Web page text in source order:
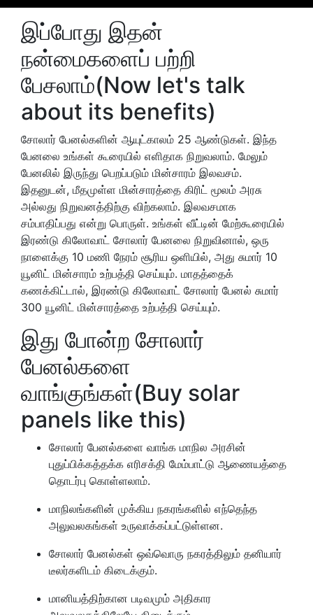
இப்போது இதன்
நன்மைகளைப் பற்றி
பேசலாம்(Now let's talk
about its benefits)
சோலார் பேனல்களின் ஆயுட்காலம் 25 ஆண்டுகள். இந்த
பேனலை உங்கள் கூரையில் எளிதாக நிறுவலாம். மேலும்
பேனலில் இருந்து பெறப்படும் மின்சாரம் இலவசம்.
இதனுடன், மீதமுள்ள மின்சாரத்தை கிரிட் மூலம் அரசு
அல்லது நிறுவனத்திற்கு விற்கலாம். இலவசமாக
சம்பாதிப்பது என்று பொருள். உங்கள் வீட்டின் மேற்கூரையில்
இரண்டு கிலோவாட் சோலார் பேனலை நிறுவினால், ஒரு
நாளைக்கு 10 மணி நேரம் சூரிய ஒளியில், அது சுமார் 10
யூனிட் மின்சாரம் உற்பத்தி செய்யும். மாதத்தைக்
கணக்கிட்டால், இரண்டு கிலோவாட் சோலார் பேனல் சுமார்
300 யூனிட் மின்சாரத்தை உற்பத்தி செய்யும்.
இது போன்ற சோலார்
பேனல்களை
வாங்குங்கள்(Buy solar
panels like this)
சோலார் பேனல்களை வாங்க மாநில அரசின்
புதுப்பிக்கத்தக்க எரிசக்தி மேம்பாட்டு ஆணையத்தை
தொடர்பு கொள்ளலாம்.
மாநிலங்களின் முக்கிய நகரங்களில் எந்தெந்த
அலுவலகங்கள் உருவாக்கப்பட்டுள்ளன.
சோலார் பேனல்கள் ஒவ்வொரு நகரத்திலும் தனியார்
டீலர்களிடம் கிடைக்கும்.
மானியத்திற்கான படிவமும் அதிகார